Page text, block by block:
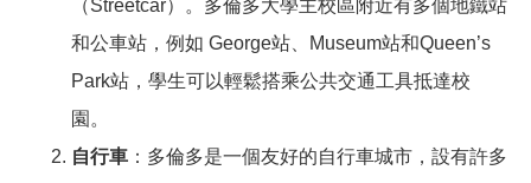
（Streetcar）。多倫多大學主校區附近有多個地鐵站
和公車站，例如 George站、Museum站和Queen’s
Park站，學生可以輕鬆搭乘公共交通工具抵達校
園。
自行車 ：多倫多是一個友好的自行車城市，設有許多